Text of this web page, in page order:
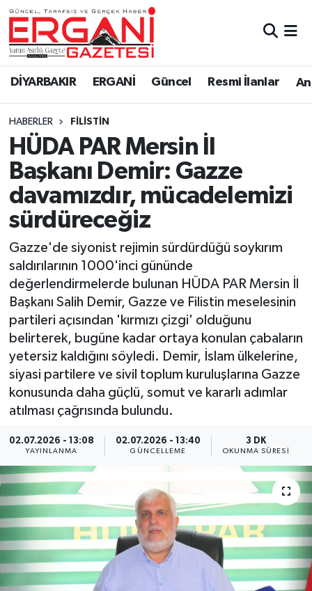
DİYARBAKIR ERGANİ Güncel Resmi İlanlar
HABERLER FILISTIN
HÜDA PAR Mersin İl
Başkanı Demir: Gazze
davamızdır, mücadelemizi
sürdüreceğiz
Gazze'de siyonist rejimin sürdürdüğü soykırım
saldırılarının 1000'inci gününde
değerlendirmelerde bulunan HÜDA PAR Mersin İl
Başkanı Salih Demir, Gazze ve Filistin meselesinin
partileri açısından 'kırmızı çizgi' olduğunu
belirterek, bugüne kadar ortaya konulan çabaların
yetersiz kaldığını söyledi. Demir, İslam ülkelerine,
siyasi partilere ve sivil toplum kuruluşlarına Gazze
konusunda daha güçlü, somut ve kararlı adımlar
atılması çağrısında bulundu.
02.07.2026 - 13:08
YAYINLANMA
02.07.2026 - 13:40
GÜNCELLEME
3 DK
OKUNMA SÜRESI
DİYARBAKIR
BİSMİL
BAĞLAR
ERGANİ
Güncel
Eği̇ti̇m
Resmi İlanlar
Sağlık
Si̇yaset
Spor
Yaşam
Anali̇z
Bi̇li̇m & Teknoloji̇
Dünya
Eği̇ti̇m
Ergani Nöbetçi Eczaneler
Ergani Hava Durumu
Ergani Trafik Yoğunluk Haritası
Süper Lig Puan Durumu ve Fikstür
Tüm Manşetler
Son Dakika Haberleri
Haber Arşivi